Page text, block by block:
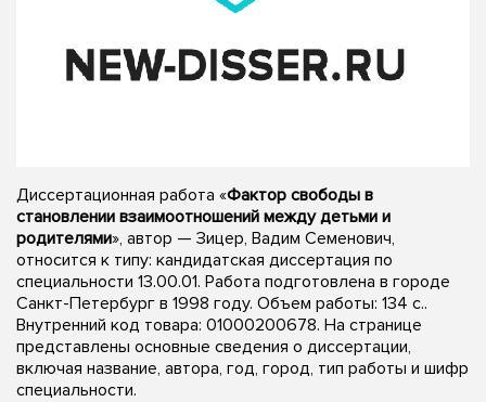
Диссертационная работа «Фактор свободы в
становлении взаимоотношений между детьми и
родителями», автор — Зицер, Вадим Семенович,
относится к типу: кандидатская диссертация по
специальности 13.00.01. Работа подготовлена в городе
Санкт-Петербург в 1998 году. Объем работы: 134 с..
Внутренний код товара: 01000200678. На странице
представлены основные сведения о диссертации,
включая название, автора, год, город, тип работы и шифр
специальности.